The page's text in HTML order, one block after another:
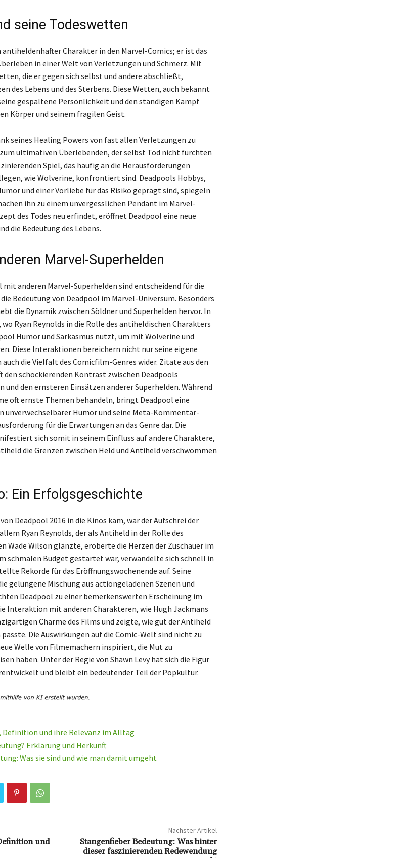
seine Todeswetten
Charakter in den Marvel-Comics; er ist das
in einer Welt von Verletzungen und Schmerz. Mit
die er gegen sich selbst und andere abschließt,
des Lebens und des Sterbens. Diese Wetten, auch bekannt
gespaltene Persönlichkeit und den ständigen Kampf
Körper und seinem fragilen Geist.
seines Healing Powers von fast allen Verletzungen zu
ultimativen Überlebenden, der selbst Tod nicht fürchten
Spiel, das häufig an die Herausforderungen
wie Wolverine, konfrontiert sind. Deadpools Hobbys,
und einer Vorliebe für das Risiko geprägt sind, spiegeln
ihn zu einem unvergesslichen Pendant im Marvel-
des Todes neu erfindet, eröffnet Deadpool eine neue
die Bedeutung des Lebens.
Marvel-Superhelden
anderen Marvel-Superhelden sind entscheidend für die
Bedeutung von Deadpool im Marvel-Universum. Besonders
die Dynamik zwischen Söldner und Superhelden hervor. In
wo Ryan Reynolds in die Rolle des antiheldischen Charakters
Humor und Sarkasmus nutzt, um mit Wolverine und
Diese Interaktionen bereichern nicht nur seine eigene
die Vielfalt des Comicfilm-Genres wider. Zitate aus den
schockierenden Kontrast zwischen Deadpools
den ernsteren Einsätzen anderer Superhelden. Während
oft ernste Themen behandeln, bringt Deadpool eine
unverwechselbarer Humor und seine Meta-Kommentar-
für die Erwartungen an das Genre dar. Die
sich somit in seinem Einfluss auf andere Charaktere,
die Grenzen zwischen Held und Antiheld verschwommen
Ein Erfolgsgeschichte
Deadpool 2016 in die Kinos kam, war der Aufschrei der
Ryan Reynolds, der als Antiheld in der Rolle des
Wade Wilson glänzte, eroberte die Herzen der Zuschauer im
schmalen Budget gestartet war, verwandelte sich schnell in
Rekorde für das Eröffnungswochenende auf. Seine
gelungene Mischung aus actiongeladenen Szenen und
Deadpool zu einer bemerkenswerten Erscheinung im
Interaktion mit anderen Charakteren, wie Hugh Jackmans
Charme des Films und zeigte, wie gut der Antiheld
Die Auswirkungen auf die Comic-Welt sind nicht zu
Welle von Filmemachern inspiriert, die Mut zu
haben. Unter der Regie von Shawn Levy hat sich die Figur
und bleibt ein bedeutender Teil der Popkultur.
und ihre Relevanz im Alltag
Erklärung und Herkunft
Was sie sind und wie man damit umgeht
und
Nächster Artikel
Stangenfieber Bedeutung: Was hinter
dieser faszinierenden Redewendung